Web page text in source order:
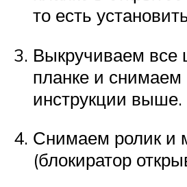
то есть
Выкручиваем все
планке и снимаем
инструкции выше.
Снимаем ролик и
(блокиратор